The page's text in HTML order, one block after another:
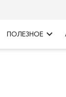
ПОЛЕЗНОЕ keyboard_arrow_right